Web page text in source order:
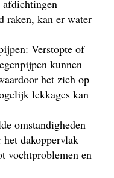
raken, kan er water
Verstopte of
kunnen
het zich op
lekkages kan
omstandigheden
dakoppervlak
vochtproblemen en